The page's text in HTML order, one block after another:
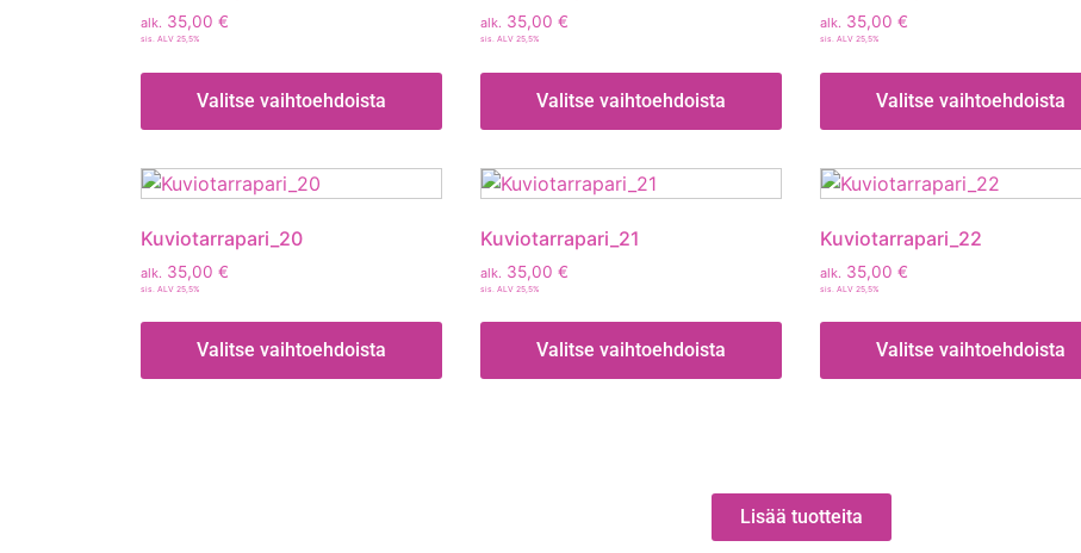
alk. 35,00 €
sis. ALV 25,5%
Valitse vaihtoehdoista
alk. 35,00 €
sis. ALV 25,5%
Valitse vaihtoehdoista
alk. 35,00 €
sis. ALV 25,5%
Valitse vaihtoehdoista
Kuviotarrapari_20
alk. 35,00 €
sis. ALV 25,5%
Valitse vaihtoehdoista
Kuviotarrapari_21
alk. 35,00 €
sis. ALV 25,5%
Valitse vaihtoehdoista
Kuviotarrapari_22
alk. 35,00 €
sis. ALV 25,5%
Valitse vaihtoehdoista
Lisää tuotteita